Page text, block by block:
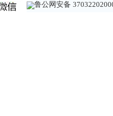
鲁公网安备